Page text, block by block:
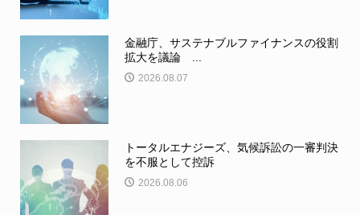
金融庁、サステナブルファイナンスの役割
拡大を議論 ...
2026.08.07
トータルエナジーズ、気候訴訟の一審判決
を不服として控訴
2026.08.06